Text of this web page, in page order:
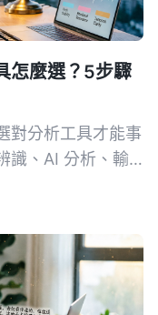
怎麼選？5步驟
對分析工具才能事
識、AI 分析、輸